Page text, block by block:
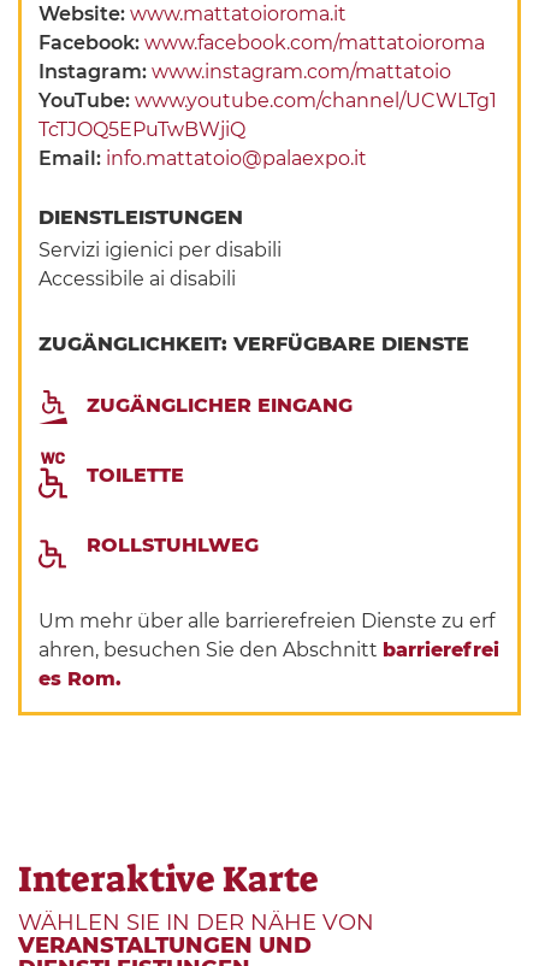
Website:www.mattatoioroma.it
Facebook:www.facebook.com/mattatoioroma
Instagram:www.instagram.com/mattatoio
YouTube:www.youtube.com/channel/UCWLTg1
TcTJOQ5EPuTwBWjiQ
Email: info.mattatoio@palaexpo.it
DIENSTLEISTUNGEN
Servizi igienici per disabili
Accessibile ai disabili
ZUGÄNGLICHKEIT: VERFÜGBARE DIENSTE
ZUGÄNGLICHER EINGANG
TOILETTE
ROLLSTUHLWEG
Um mehr über alle barrierefreien Dienste zu erf
ahren, besuchen Sie den Abschnitt barrierefrei
es Rom.
Interaktive Karte
WÄHLEN SIE IN DER NÄHE VON
VERANSTALTUNGEN UND